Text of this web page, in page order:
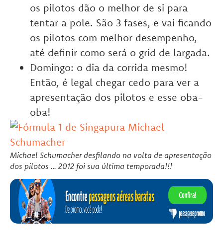
os pilotos dão o melhor de si para
tentar a pole. São 3 fases, e vai ficando
os pilotos com melhor desempenho,
até definir como será o grid de largada.
Domingo: o dia da corrida mesmo!
Então, é legal chegar cedo para ver a
apresentação dos pilotos e esse oba-
oba!
Michael Schumacher desfilando na volta de apresentação
dos pilotos … 2012 foi sua última temporada!!!